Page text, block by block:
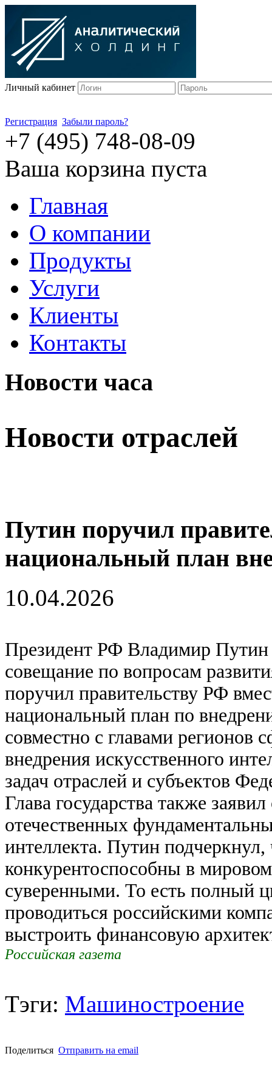
Личный кабинет
Регистрация Забыли пароль?
+7 (495) 748-08-09
Ваша корзина пуста
Главная
О компании
Продукты
Услуги
Клиенты
Контакты
Новости часа
Новости отраслей
Путин поручил
национальный план
10.04.2026
Президент РФ Владимир Путин
совещание по вопросам
поручил правительству РФ
национальный план по
совместно с главами регионов
внедрения искусственного
задач отраслей и субъектов
Глава государства также
отечественных
интеллекта. Путин
конкурентоспособны в
суверенными. То есть полный
проводиться российскими
выстроить финансовую
Российская газета
Тэги: Машиностроение
Поделиться Отправить на email